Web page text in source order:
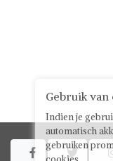
 
Gebruik van
Indien je
automatisch
gebruiken